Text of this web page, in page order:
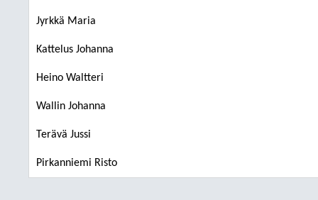
Jyrkkä Maria
Kattelus Johanna
Heino Waltteri
Wallin Johanna
Terävä Jussi
Pirkanniemi Risto